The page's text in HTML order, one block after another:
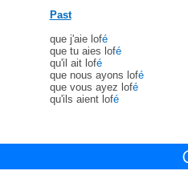
Past
que j'aie lofé
que tu aies lofé
qu'il ait lofé
que nous ayons lofé
que vous ayez lofé
qu'ils aient lofé